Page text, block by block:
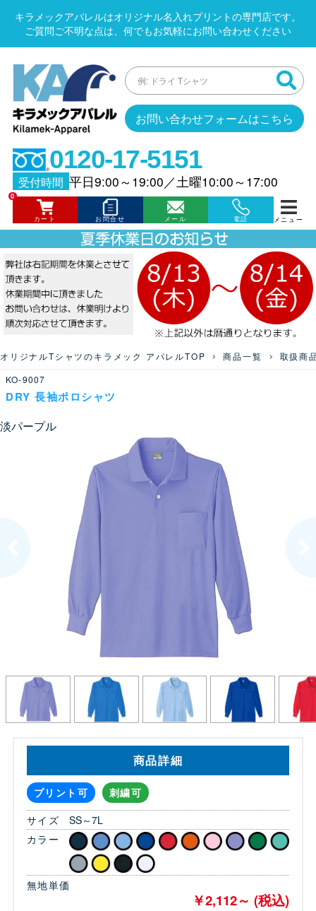
キラメックアパレルはオリジナル名入れプリントの専門店です。
ご質問ご不明な点は、何でもお気軽にお問い合わせください
お問い合わせフォームはこちら
0120-17-5151
受付時間 平日9:00～19:00／土曜10:00～17:00
カート
0
お問合せ メール 電話 メニュー
オリジナルTシャツのキラメック アパレルTOP 商品一覧
取扱商
KO-9007
DRY 長袖ポロシャツ
淡パープル
商品詳細
プリント可
刺繍可
サイズ
SS～7L
カラー
無地単価
￥2,112～ (税込)